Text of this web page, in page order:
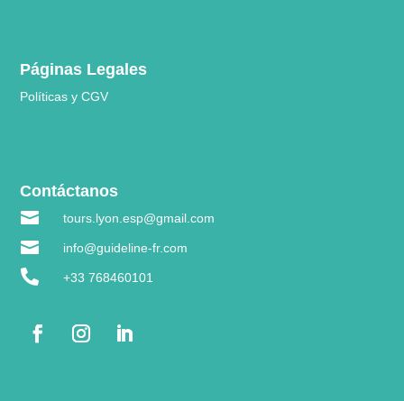
Páginas Legales
Políticas y CGV
Contáctanos

tours.lyon.esp@gmail.com
 info@guideline-fr.com
 +33 768460101